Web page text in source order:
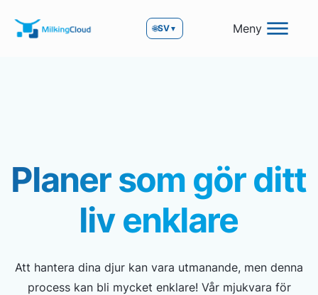
🌐SV▼ Meny
Planer som gör ditt
liv enklare
Att hantera dina djur kan vara utmanande, men denna
process kan bli mycket enklare! Vår mjukvara för